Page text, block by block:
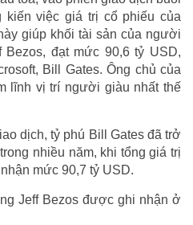
kiến việc giá trị cổ phiếu của
giúp khối tài sản của người
đạt mức 90,6 tỷ USD,
Bill Gates. Ông chủ của
lĩnh vị trí người giàu nhất thế
dịch, tỷ phú Bill Gates đã trở
nhiều năm, khi tổng giá trị
mức 90,7 tỷ USD.
Jeff Bezos được ghi nhận ở